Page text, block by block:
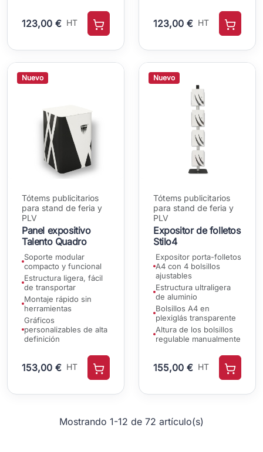
123,00 € HT 123,00 € HT
Nuevo
Tótems publicitarios
para stand de feria y
PLV
Panel expositivo
Talento Quadro
Soporte modular
compacto y funcional
Estructura ligera, fácil
de transportar
Montaje rápido sin
herramientas
Gráficos
personalizables de alta
definición
153,00 € HT
Nuevo
Tótems publicitarios
para stand de feria y
PLV
Expositor de folletos
Stilo4
Expositor porta-folletos
A4 con 4 bolsillos
ajustables
Estructura ultraligera
de aluminio
Bolsillos A4 en
plexiglás transparente
Altura de los bolsillos
regulable manualmente
155,00 € HT
Mostrando 1-12 de 72 artículo(s)